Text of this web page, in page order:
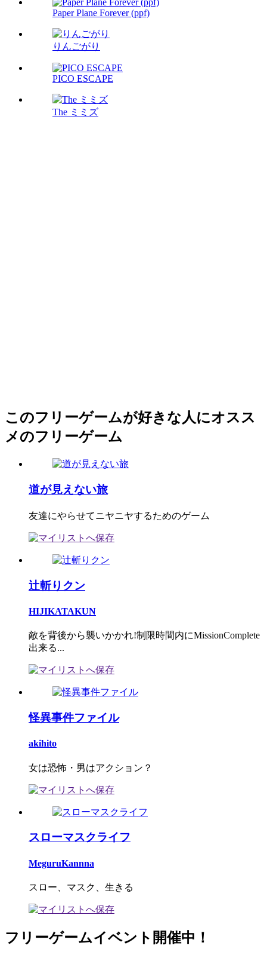
Paper Plane Forever (ppf)
りんごがり
PICO ESCAPE
The ミミズ
このフリーゲームが好きな人にオスス
メのフリーゲーム
道が見えない旅
友達にやらせてニヤニヤするためのゲーム
辻斬りクン
HIJIKATAKUN
敵を背後から襲いかかれ!制限時間内にMissionComplete
出来る...
怪異事件ファイル
akihito
女は恐怖・男はアクション？
スローマスクライフ
MeguruKannna
スロー、マスク、生きる
フリーゲームイベント開催中！